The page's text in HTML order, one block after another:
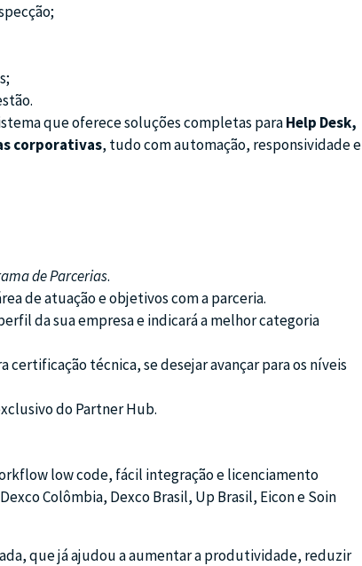
que oferece soluções completas paraHelp Desk,
corporativas, tudo com automação, responsividade e
de Parcerias.
de atuação e objetivos com a parceria.
da sua empresa e indicará a melhor categoria
certificação técnica, se desejar avançar para os níveis
do Partner Hub.
low code, fácil integração e licenciamento
Colômbia, Dexco Brasil, Up Brasil, Eicon e Soin
que já ajudou a aumentar a produtividade, reduzir